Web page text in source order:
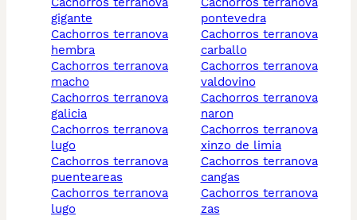
gigante
cachorros terranova
hembra
cachorros terranova
macho
cachorros terranova
galicia
cachorros terranova
lugo
cachorros terranova
puenteareas
cachorros terranova
lugo
pontevedra
cachorros terranova
carballo
cachorros terranova
valdovino
cachorros terranova
naron
cachorros terranova
xinzo de limia
cachorros terranova
cangas
cachorros terranova
zas